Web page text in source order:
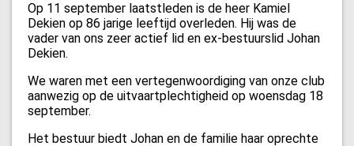
Op 11 september laatstleden is de heer Kamiel
Dekien op 86 jarige leeftijd overleden. Hij was de
vader van ons zeer actief lid en ex-bestuurslid Johan
Dekien.
We waren met een vertegenwoordiging van onze club
aanwezig op de uitvaartplechtigheid op woensdag 18
september.
Het bestuur biedt Johan en de familie haar oprechte